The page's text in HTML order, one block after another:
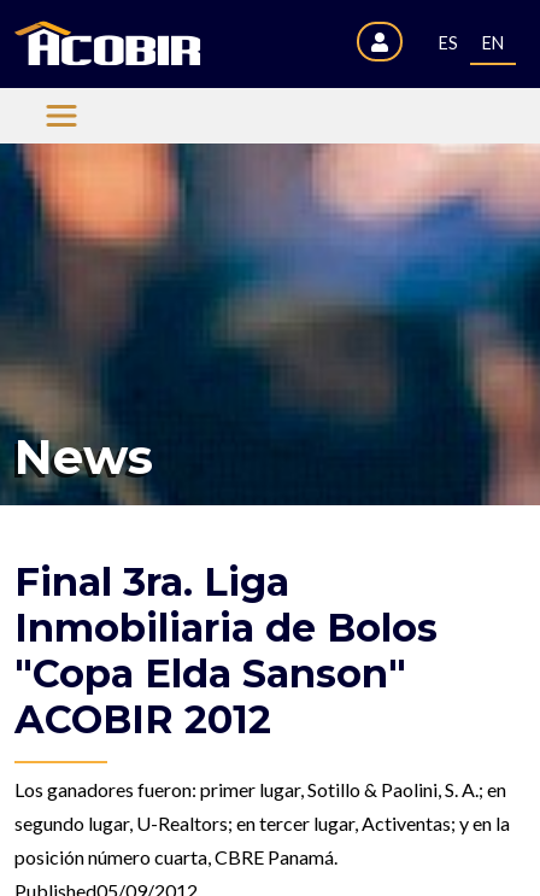
ES EN
News
Final 3ra. Liga
Inmobiliaria de Bolos
"Copa Elda Sanson"
ACOBIR 2012
Los ganadores fueron: primer lugar, Sotillo & Paolini, S. A.; en
segundo lugar, U-Realtors; en tercer lugar, Activentas; y en la
posición número cuarta, CBRE Panamá.
Published05/09/2012